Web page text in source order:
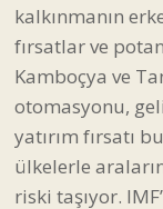
kalkınmanın
fırsatlar ve
Kamboçya ve
otomasyonu,
yatırım fırsatı
ülkelerle
riski taşıyor.